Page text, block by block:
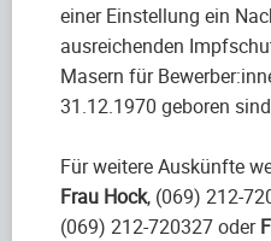
einer Einstellung ein
ausreichenden
Masern für
31.12.1970 geboren
Für weitere Auskünfte
Frau Hock, (069) 212-
(069) 212-720327 oder